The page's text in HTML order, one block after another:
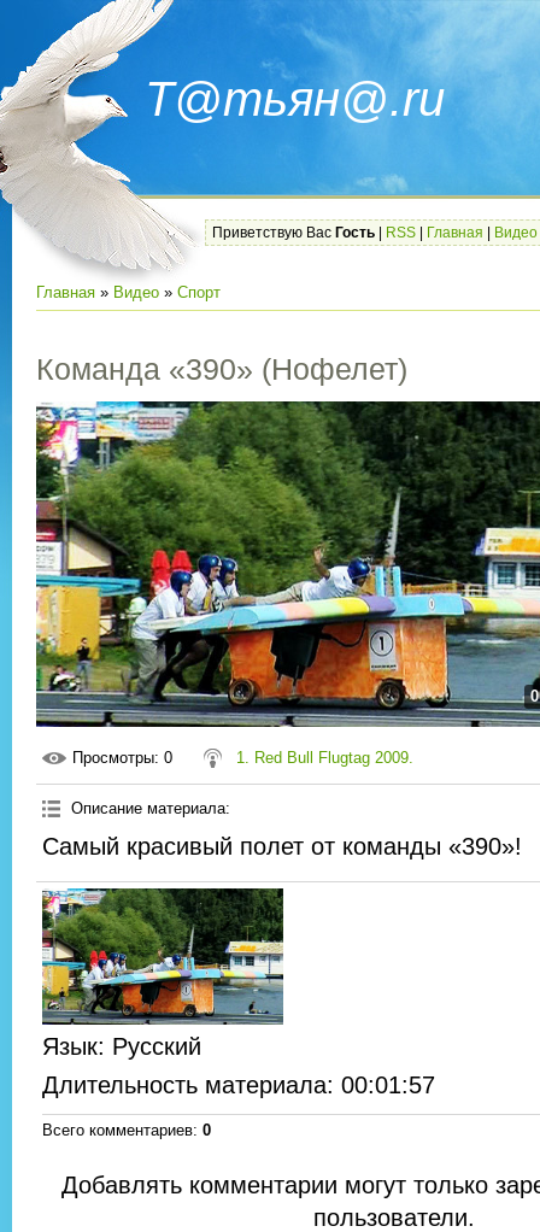
Т@тьян@.ru
Приветствую Вас Гость RSS Главная Видео
Главная » Видео » Спорт
Команда «390» (Нофелет)
Просмотры: 0 1. Red Bull Flugtag 2009.
Описание материала:
Самый красивый полет от команды «390»!
Язык: Русский
Длительность материала: 00:01:57
Всего комментариев: 0
Добавлять комментарии могут только
пользователи.